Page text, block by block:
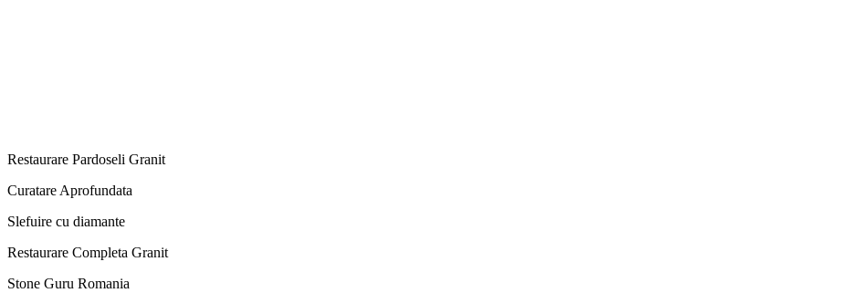
Restaurare Pardoseli Granit
Curatare Aprofundata
Slefuire cu diamante
Restaurare Completa Granit
Stone Guru Romania